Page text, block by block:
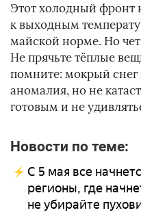
Этот холодный фронт
к выходным
майской норме. Но
Не прячьте тёплые
помните: мокрый снег
аномалия, но не
готовым и не
Новости по теме:
С 5 мая все
регионы, где
не убирайте